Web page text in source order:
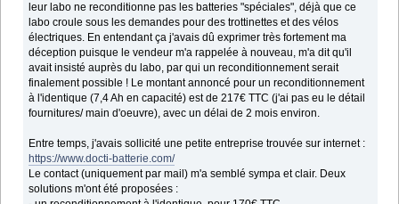
leur labo ne reconditionne pas les batteries "spéciales", déjà que ce
labo croule sous les demandes pour des trottinettes et des vélos
électriques. En entendant ça j'avais dû exprimer très fortement ma
déception puisque le vendeur m'a rappelée à nouveau, m'a dit qu'il
avait insisté auprès du labo, par qui un reconditionnement serait
finalement possible ! Le montant annoncé pour un reconditionnement
à l'identique (7,4 Ah en capacité) est de 217€ TTC (j'ai pas eu le détail
fournitures/ main d'oeuvre), avec un délai de 2 mois environ.
Entre temps, j'avais sollicité une petite entreprise trouvée sur internet :
https://www.docti-batterie.com/
Le contact (uniquement par mail) m'a semblé sympa et clair. Deux
solutions m'ont été proposées :